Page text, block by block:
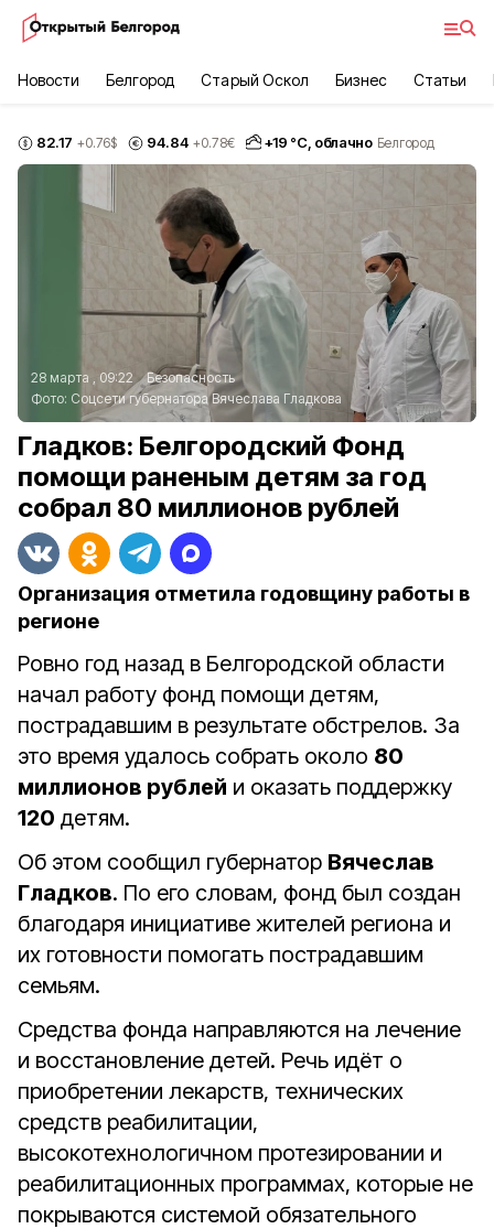
Новости Белгород Старый Оскол Бизнес Статьи
82.17 +0.76$ 94.84 +0.78€ +19 °С, облачно Белгород
28 марта , 09:22
Безопасность
Фото: Соцсети губернатора Вячеслава Гладкова
Гладков: Белгородский Фонд
помощи раненым детям за год
собрал 80 миллионов рублей
Организация отметила годовщину работы в
регионе
Ровно год назад в Белгородской области
начал работу фонд помощи детям,
пострадавшим в результате обстрелов. За
это время удалось собрать около 80
миллионов рублей и оказать поддержку
120 детям.
Об этом сообщил губернатор Вячеслав
Гладков. По его словам, фонд был создан
благодаря инициативе жителей региона и
их готовности помогать пострадавшим
семьям.
Средства фонда направляются на лечение
и восстановление детей. Речь идёт о
приобретении лекарств, технических
средств реабилитации,
высокотехнологичном протезировании и
реабилитационных программах, которые не
покрываются системой обязательного